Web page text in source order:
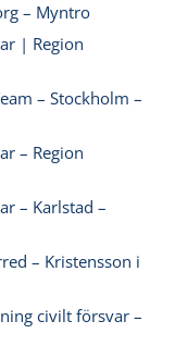
– Myntro
| Region
– Stockholm –
– Region
– Karlstad –
– Kristensson i
civilt försvar –